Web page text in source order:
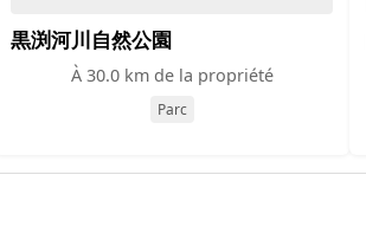
黒渕河川自然公園
À 30.0 km de la propriété
Parc